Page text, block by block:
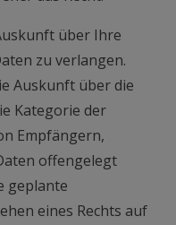
über Ihre
zu verlangen.
Auskunft über die
Kategorie der
Empfängern,
offengelegt
geplante
eines Rechts auf